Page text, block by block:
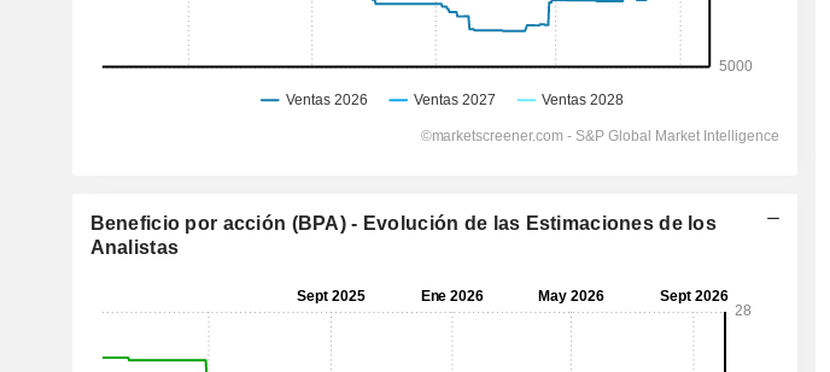
Beneficio por acción (BPA) - Evolución de las Estimaciones de los
Analistas